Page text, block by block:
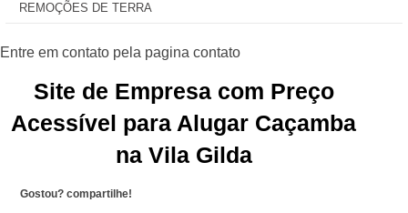
REMOÇÕES DE TERRA
Site de Empresa com Preço
Acessível para Alugar Caçamba
na Vila Gilda
Gostou? compartilhe!